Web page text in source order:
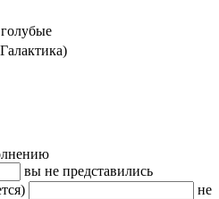
вы не представились
не